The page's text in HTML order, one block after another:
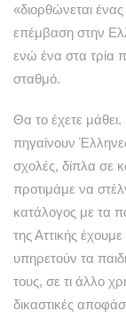
«διορθώνεται
επέμβαση στην
ενώ ένα στα τρία
σταθμό.
Θα το έχετε
πηγαίνουν
σχολές, δίπλα σε
προτιμάμε να
κατάλογος με τα
της Αττικής
υπηρετούν τα
τους, σε τι άλλο
δικαστικές